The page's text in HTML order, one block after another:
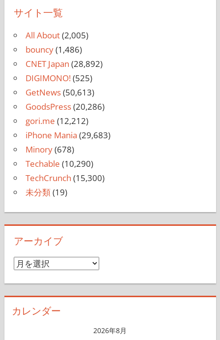
サイト一覧
All About(2,005)
bouncy(1,486)
CNET Japan (28,892)
DIGIMONO!(525)
GetNews(50,613)
GoodsPress(20,286)
gori.me (12,212)
iPhone Mania (29,683)
Minory(678)
Techable (10,290)
TechCrunch (15,300)
未分類(19)
アーカイブ
ア
イ
カレンダー
2026年8月